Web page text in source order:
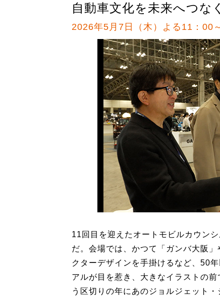
自動車文化を未来へつ
2026年5月7日（木）よる11：00
11回目を迎えたオートモビルカウン
だ。会場では、かつて「ガンバ大阪
クターデザインを手掛けるなど、50
アルが目を惹き、大きなイラストの
う区切りの年にあのジョルジェット